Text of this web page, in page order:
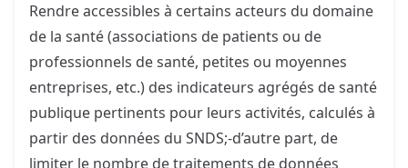
Rendre accessibles à certains acteurs du domaine
de la santé (associations de patients ou de
professionnels de santé, petites ou moyennes
entreprises, etc.) des indicateurs agrégés de santé
publique pertinents pour leurs activités, calculés à
partir des données du SNDS;-d’autre part, de
limiter le nombre de traitements de données